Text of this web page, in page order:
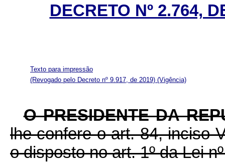
DECRETO Nº 2.764,
Texto para impressão
(Revogado pelo Decreto nº 9.917, de 2019) (Vigência)
O PRESIDENTE DA
lhe confere o art. 84, inciso
o disposto no art. 1º da Lei